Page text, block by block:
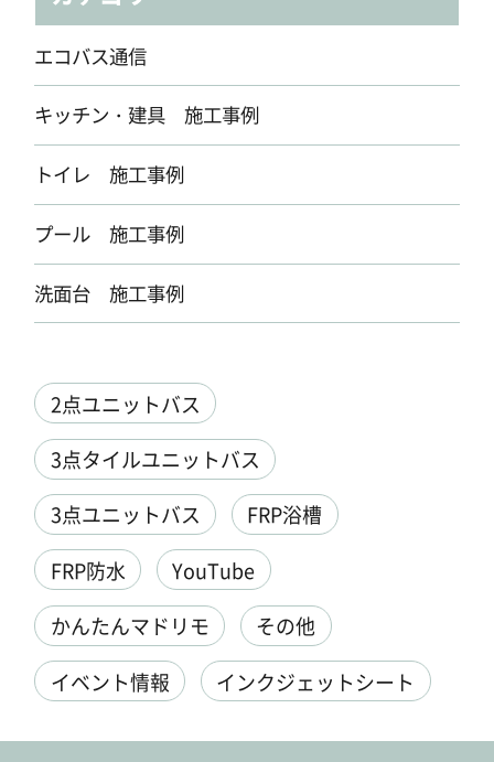
エコバス通信
キッチン・建具 施工事例
トイレ 施工事例
プール 施工事例
洗面台 施工事例
2点ユニットバス
3点タイルユニットバス
3点ユニットバス
FRP浴槽
FRP防水
YouTube
かんたんマドリモ
その他
イベント情報
インクジェットシート